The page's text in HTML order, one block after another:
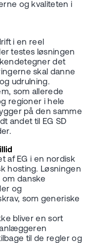
og kvaliteten i
i en reel
testes løsningen
det
skal danne
udrulning.
som allerede
regioner i hele
på den samme
andet til EG SD
af EG i en nordisk
hosting. Løsningen
danske
og
som generiske
bliver en sort
til de regler og